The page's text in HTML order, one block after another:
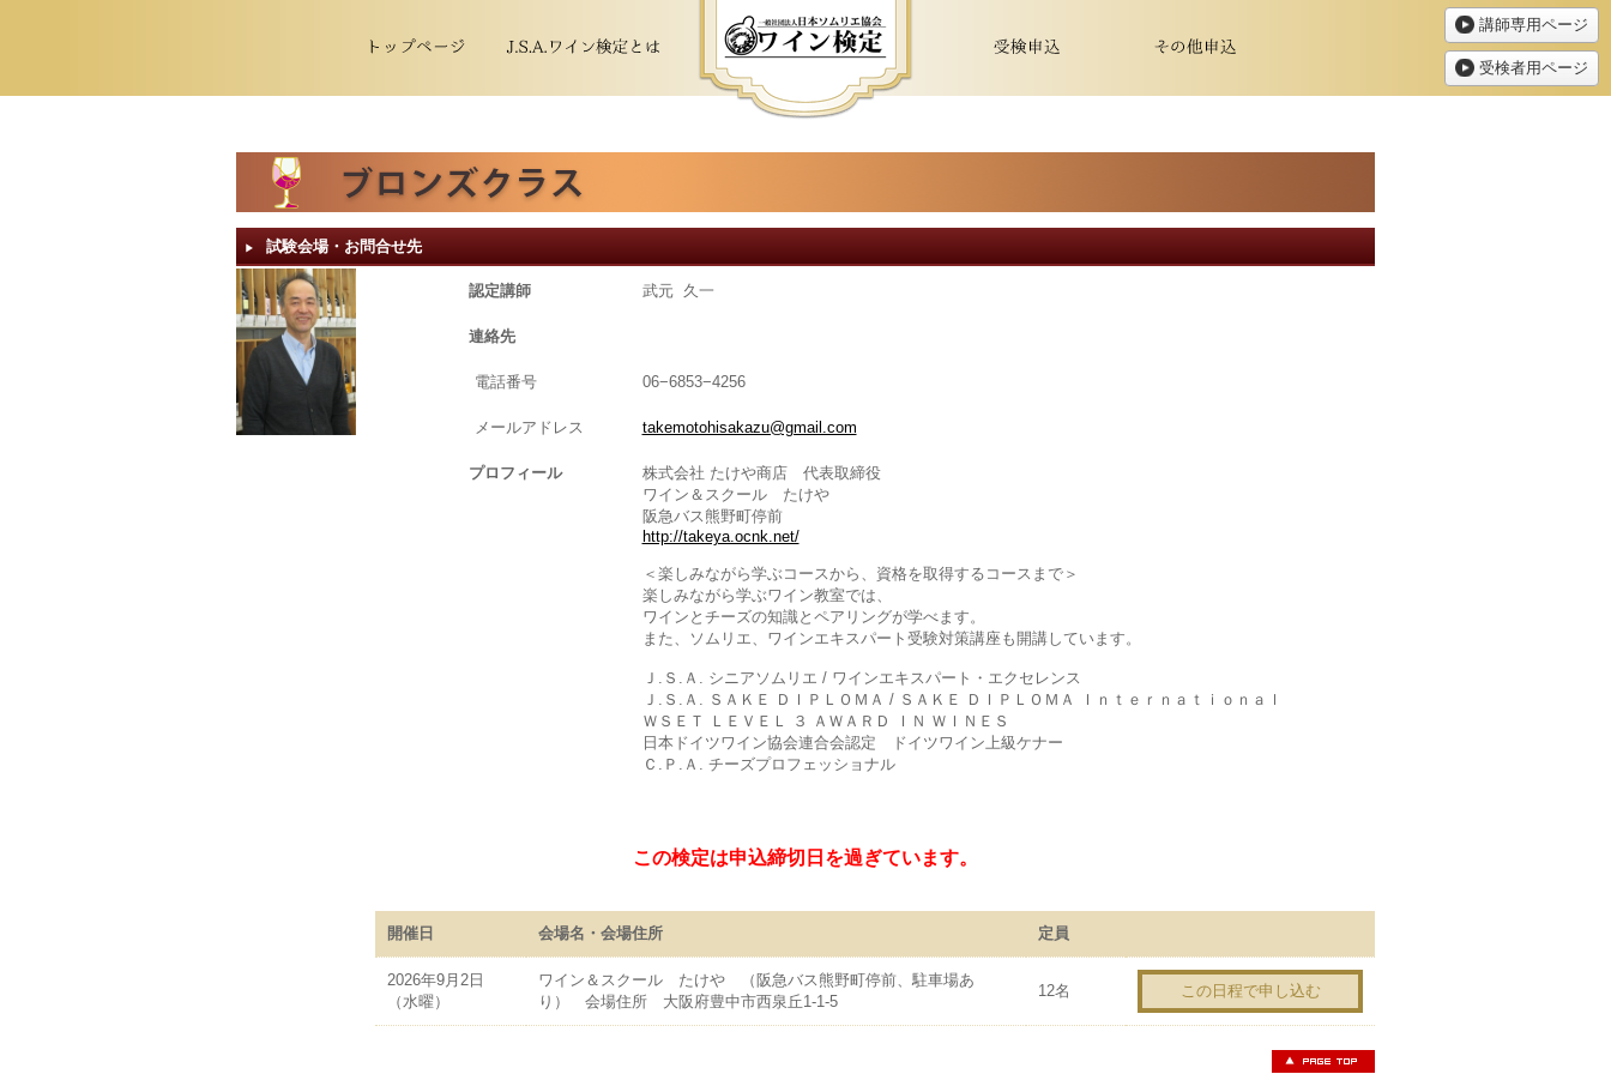
講師専用ページ
受検者用ページ
▶︎ 試験会場・お問合せ先
認定講師 武元 久一
連絡先
電話番号 06−6853−4256
メールアドレス takemotohisakazu@gmail.com
プロフィール
株式会社 たけや商店 代表取締役
ワイン＆スクール たけや
阪急バス熊野町停前
http://takeya.ocnk.net/
＜楽しみながら学ぶコースから、資格を取得するコースまで＞
楽しみながら学ぶワイン教室では、
ワインとチーズの知識とペアリングが学べます。
また、ソムリエ、ワインエキスパート受験対策講座も開講しています。
Ｊ.Ｓ.Ａ. シニアソムリエ / ワインエキスパート・エクセレンス
Ｊ.Ｓ.Ａ. ＳＡＫＥ ＤＩＰＬＯＭＡ / ＳＡＫＥ ＤＩＰＬＯＭＡ Ｉｎｔｅｒｎａｔｉｏｎａｌ
ＷＳＥＴ ＬＥＶＥＬ ３ ＡＷＡＲＤ ＩＮ ＷＩＮＥＳ
日本ドイツワイン協会連合会認定 ドイツワイン上級ケナー
Ｃ.Ｐ.Ａ. チーズプロフェッショナル
この検定は申込締切日を過ぎています。
開催日 会場名・会場住所 定員
2026年9月2日
（水曜）
ワイン＆スクール たけや （阪急バス熊野町停前、駐車場あ
り） 会場住所 大阪府豊中市西泉丘1-1-5
12名 この日程で申し込む